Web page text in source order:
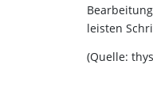
leisten
(Quelle: